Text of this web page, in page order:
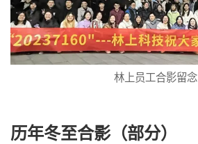
林上员工合影留念
历年冬至合影（部分）